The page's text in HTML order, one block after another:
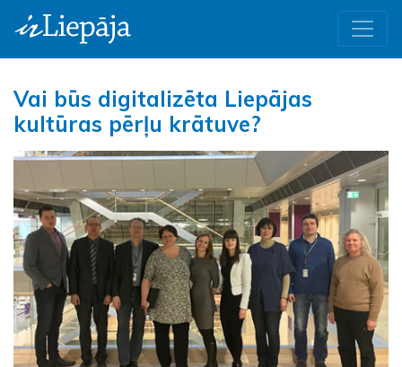
Vai būs digitalizēta Liepājas
kultūras pērļu krātuve?